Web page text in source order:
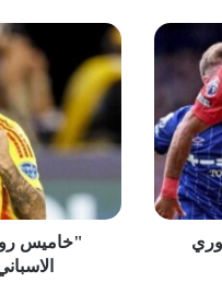
"خاميس